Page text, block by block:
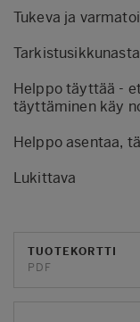
Tukeva ja
Helppo täyttää -
täyttäminen käy
Helppo asentaa,
Lukittava
TUOTEKORTTI
PDF